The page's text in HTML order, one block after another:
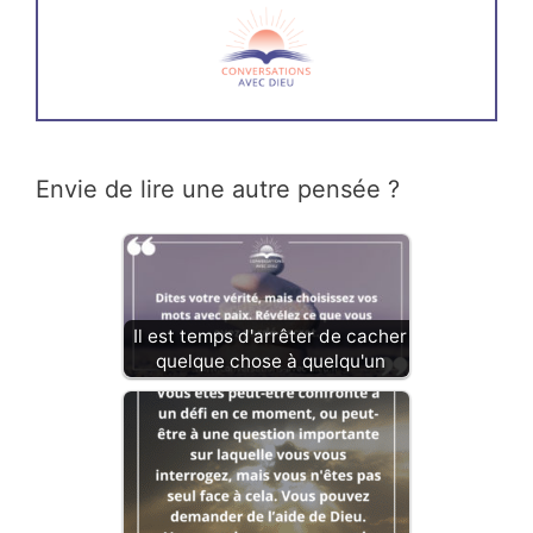
Envie de lire une autre pensée ?
Il est temps d'arrêter de cacher
quelque chose à quelqu'un